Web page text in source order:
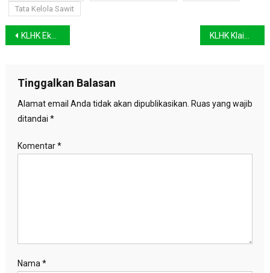
Tata Kelola Sawit
Navigasi
KLHK Ekoregion Jawa Tekankan Pemulihan Hutan dan Lingkungan Hidup Berbasis Lansekap
Tinggalkan Balasan
Alamat email Anda tidak akan dipublikasikan. Ruas yang wajib
ditandai *
Komentar*
Nama *